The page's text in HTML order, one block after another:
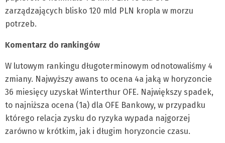
zarządzających blisko 120 mld PLN kropla w morzu
potrzeb.
Komentarz do rankingów
W lutowym rankingu długoterminowym odnotowaliśmy 4
zmiany. Najwyższy awans to ocena 4a jaką w horyzoncie
36 miesięcy uzyskał Winterthur OFE. Największy spadek,
to najniższa ocena (1a) dla OFE Bankowy, w przypadku
którego relacja zysku do ryzyka wypada najgorzej
zarówno w krótkim, jak i długim horyzoncie czasu.